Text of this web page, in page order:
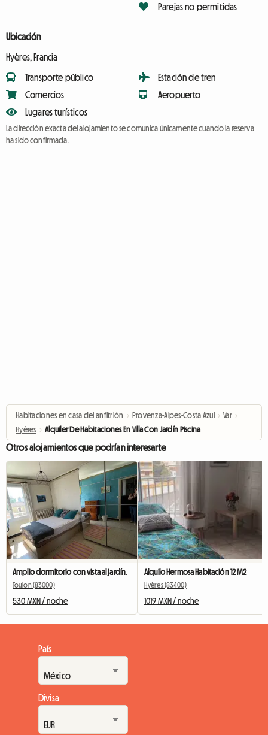
Parejas no permitidas
Ubicación
Hyères, Francia
Transporte público
Comercios
Lugares turísticos
Estación de tren
Aeropuerto
La dirección exacta del alojamiento se comunica únicamente cuando la reserva
ha sido confirmada.
Habitaciones en casa del anfitrión › Provenza-Alpes-Costa Azul › Var ›
Hyères › Alquiler De Habitaciones En Villa Con Jardín Piscina
Otros alojamientos que podrían interesarte
Amplio dormitorio con vista al jardín.
Toulon (83000)
530 MXN / noche
Alquilo Hermosa Habitación 12 M2
Hyères (83400)
1019 MXN / noche
País
Divisa